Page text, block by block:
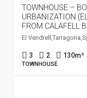
TOWNHOUSE –
URBANIZATION
FROM CALAFELL
El
3 2 130m²
TOWNHOUSE